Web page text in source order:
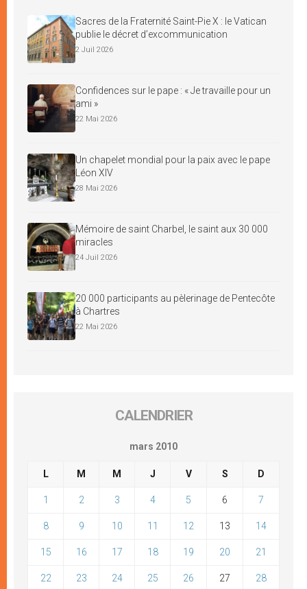
Sacres de la Fraternité Saint-Pie X : le Vatican
publie le décret d’excommunication
2 Juil 2026
Confidences sur le pape : « Je travaille pour un
ami »
22 Mai 2026
Un chapelet mondial pour la paix avec le pape
Léon XIV
28 Mai 2026
Mémoire de saint Charbel, le saint aux 30 000
miracles
24 Juil 2026
20 000 participants au pèlerinage de Pentecôte
à Chartres
22 Mai 2026
CALENDRIER
mars 2010
L M M J V S D
1 2 3 4 5 6 7
8 9 10 11 12 13 14
15 16 17 18 19 20 21
22 23 24 25 26 27 28